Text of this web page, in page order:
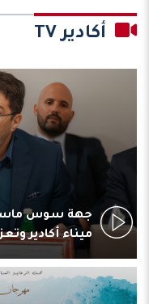
أكادير TV
جهة سوس ماسة
ميناء أكادير